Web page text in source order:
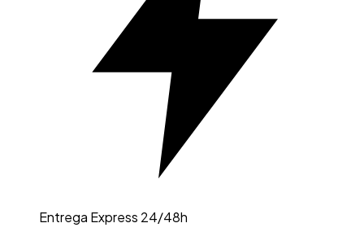
Entrega Express 24/48h